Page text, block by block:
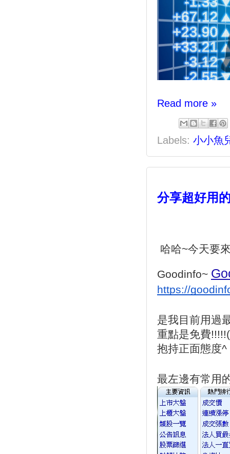
Read more »
Labels: 小小魚
分享超好用
哈哈~今天要
Goodinfo~
https://
是我目前用過
重點是免費
抱持正面態度^
最左邊有常用